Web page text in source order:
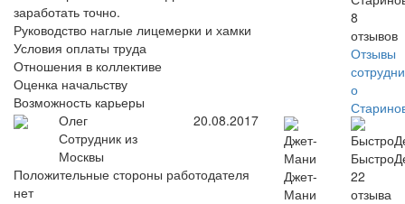
заработать точно.
Руководство наглые лицемерки и хамки
Условия оплаты труда
Отношения в коллективе
Оценка начальству
Возможность карьеры
Олег
Сотрудник из
Москвы
20.08.2017
Положительные стороны работодателя
нет
8
отзывов
Отзывы
о
Джет-
Мани
22
отзыва